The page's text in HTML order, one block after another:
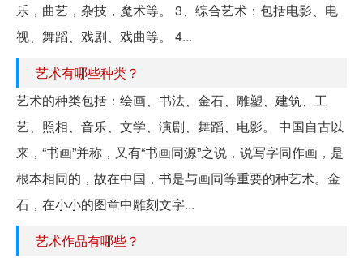
乐，曲艺，杂技，魔术等。 3、综合艺术：包括电影、电
视、舞蹈、戏剧、戏曲等。 4...
艺术有哪些种类？
艺术的种类包括：绘画、书法、金石、雕塑、建筑、工
艺、照相、音乐、文学、演剧、舞蹈、电影。 中国自古以
来，“书画”并称，又有“书画同源”之说，说写字同作画，是
根本相同的，故在中国，书是与画同等重要的种艺术。金
石，在小小的图章中雕刻文字...
艺术作品有哪些？